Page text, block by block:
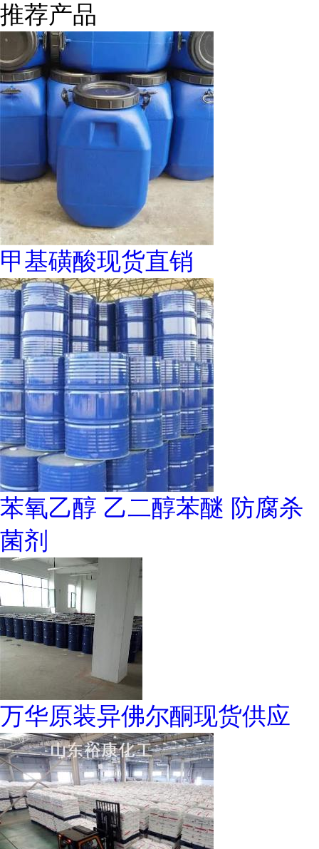
推荐产品
甲基磺酸现货直销
苯氧乙醇 乙二醇苯醚 防腐杀
菌剂
万华原装异佛尔酮现货供应